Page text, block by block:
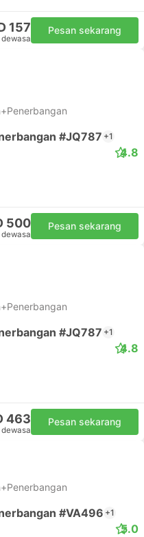
157
dewasa
Pesan sekarang
#JQ787 +1
4.8
500
dewasa
Pesan sekarang
#JQ787 +1
4.8
463
dewasa
Pesan sekarang
#VA496 +1
5.0